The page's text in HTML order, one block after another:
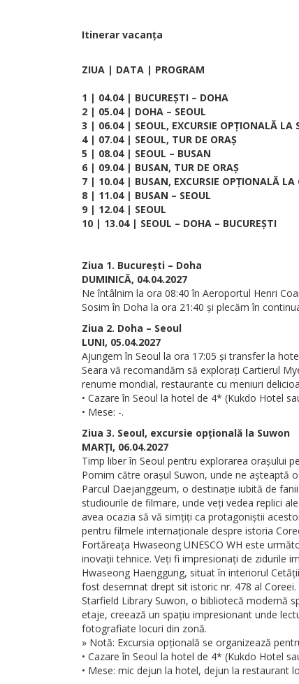
Itinerar vacanța
ZIUA | DATA | PROGRAM
1 | 04.04 | BUCUREȘTI – DOHA
2 | 05.04 | DOHA – SEOUL
3 | 06.04 | SEOUL, EXCURSIE OPȚIONALĂ LA
4 | 07.04 | SEOUL, TUR DE ORAȘ
5 | 08.04 | SEOUL – BUSAN
6 | 09.04 | BUSAN, TUR DE ORAȘ
7 | 10.04 | BUSAN, EXCURSIE OPȚIONALĂ LA
8 | 11.04 | BUSAN – SEOUL
9 | 12.04 | SEOUL
10 | 13.04 | SEOUL – DOHA – BUCUREȘTI
Ziua 1. București – Doha
DUMINICĂ, 04.04.2027
Ne întâlnim la ora 08:40 în Aeroportul Henri
Sosim în Doha la ora 21:40 și plecăm în
Ziua 2. Doha – Seoul
LUNI, 05.04.2027
Ajungem în Seoul la ora 17:05 și transfer la
Seara vă recomandăm să explorați Cartierul
renume mondial, restaurante cu meniuri
• Cazare în Seoul la hotel de 4* (Kukdo Hotel
• Mese: -.
Ziua 3. Seoul, excursie opțională la Suwon
MARȚI, 06.04.2027
Timp liber în Seoul pentru explorarea orașului
Pornim către orașul Suwon, unde ne așteaptă
Parcul Daejanggeum, o destinație iubită de
studiourile de filmare, unde veți vedea replici
avea ocazia să vă simțiți ca protagoniștii
pentru filmele internaționale despre istoria
Fortăreața Hwaseong UNESCO WH este
inovații tehnice. Veți fi impresionați de zidurile
Hwaseong Haenggung, situat în interiorul
fost desemnat drept sit istoric nr. 478 al Coreei.
Starfield Library Suwon, o bibliotecă modernă
etaje, creează un spațiu impresionant unde
fotografiate locuri din zonă.
» Notă: Excursia opțională se organizează
• Cazare în Seoul la hotel de 4* (Kukdo Hotel
• Mese: mic dejun la hotel, dejun la restaurant